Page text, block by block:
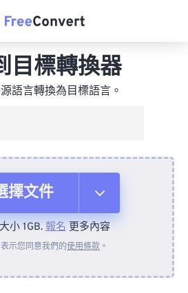
目標轉換器
語言轉換為目標語言。
擇文件
裝置
小 1GB.報名更多內容
示您同意我們的使用條款 。